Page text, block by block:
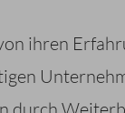
ihren